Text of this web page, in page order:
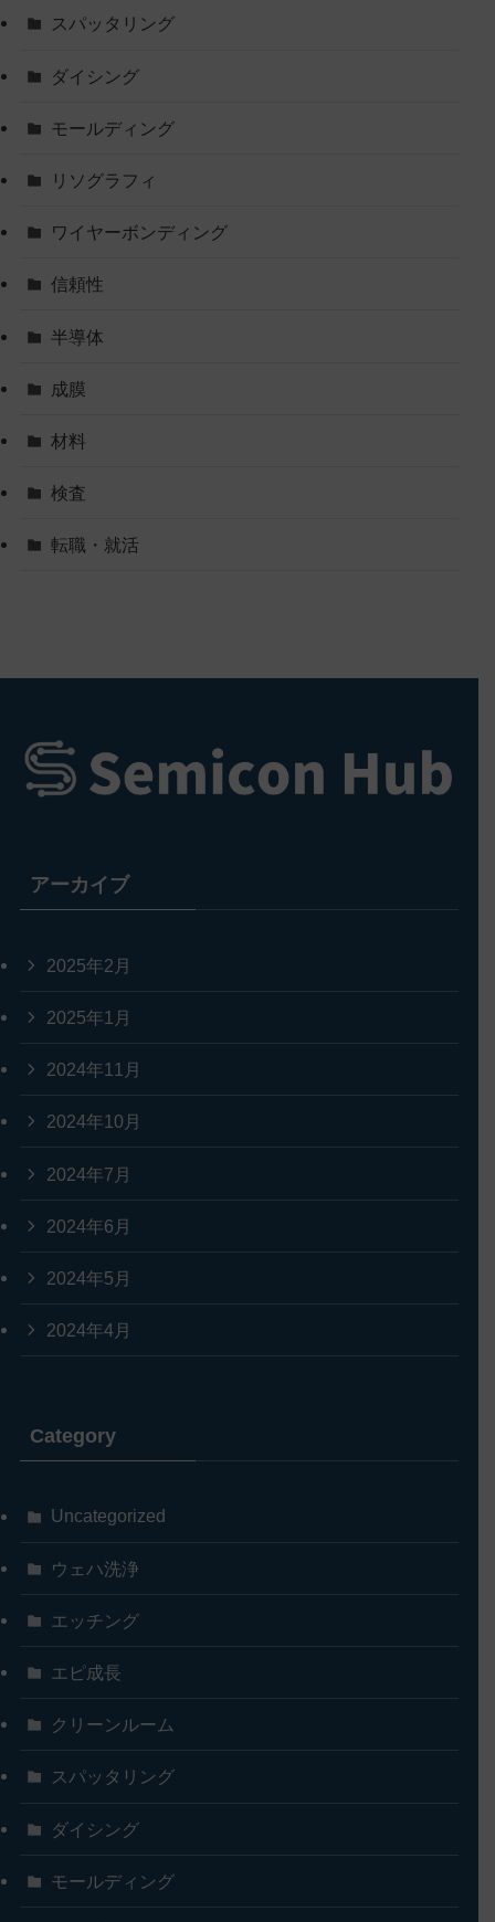
スパッタリング
ダイシング
モールディング
リソグラフィ
ワイヤーボンディング
信頼性
半導体
成膜
材料
検査
転職・就活
アーカイブ
2025年2月
2025年1月
2024年11月
2024年10月
2024年7月
2024年6月
2024年5月
2024年4月
Category
Uncategorized
ウェハ洗浄
エッチング
エピ成長
クリーンルーム
スパッタリング
ダイシング
モールディング